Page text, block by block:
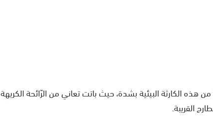
الكارثة البيئية بشدة، حيث باتت تعاني من الرّائحة الكريهة
القريبة.